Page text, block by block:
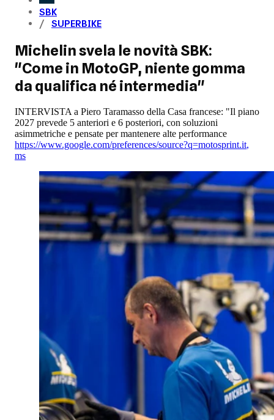
SBK
SUPERBIKE
Michelin svela le novità SBK:
"Come in MotoGP, niente gomma
da qualifica né intermedia"
INTERVISTA a Piero Taramasso della Casa francese: "Il piano
2027 prevede 5 anteriori e 6 posteriori, con soluzioni
asimmetriche e pensate per mantenere alte performance
https://www.google.com/preferences/source?q=motosprint.it,
ms